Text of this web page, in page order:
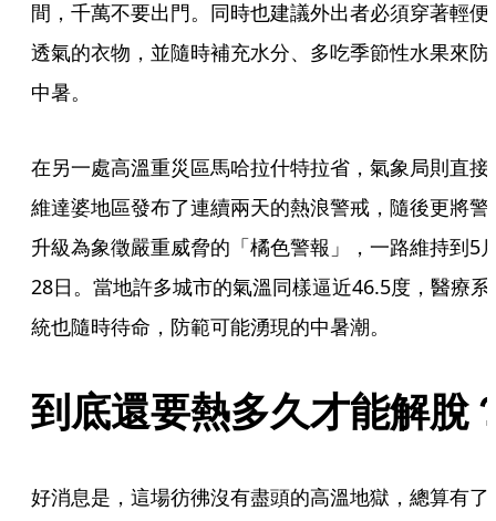
間，千萬不要出門。同時也建議外出者必須穿著輕便
透氣的衣物，並隨時補充水分、多吃季節性水果來防
中暑。
在另一處高溫重災區馬哈拉什特拉省，氣象局則直接
維達婆地區發布了連續兩天的熱浪警戒，隨後更將警
升級為象徵嚴重威脅的「橘色警報」，一路維持到5
28日。當地許多城市的氣溫同樣逼近46.5度，醫療系
統也隨時待命，防範可能湧現的中暑潮。
到底還要熱多久才能解脫
好消息是，這場彷彿沒有盡頭的高溫地獄，總算有了